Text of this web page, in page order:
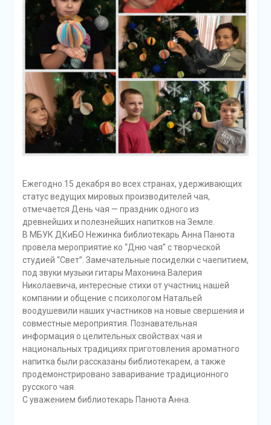
Ежегодно 15 декабря во всех странах, удерживающих
статус ведущих мировых производителей чая,
отмечается День чая — праздник одного из
древнейших и полезнейших напитков на Земле.
В МБУК ДКиБО Нежинка библиотекарь Анна Панюта
провела мероприятие ко “Дню чая” с творческой
студией “Свет”. Замечательные посиделки с чаепитием,
под звуки музыки гитары Махонина Валерия
Николаевича, интересные стихи от участниц нашей
компании и общение с психологом Натальей
воодушевили наших участников на новые свершения и
совместные мероприятия. Познавательная
информация о целительных свойствах чая и
национальных традициях приготовления ароматного
напитка были рассказаны библиотекарем, а также
продемонстрировано заваривание традиционного
русского чая.
С уважением библиотекарь Панюта Анна.